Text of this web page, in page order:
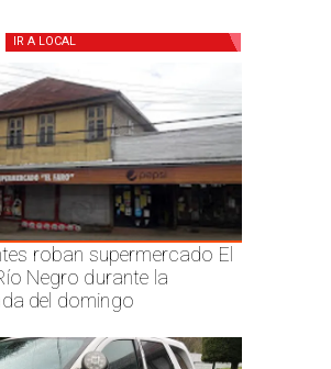
IR A LOCAL
roban supermercado El
Negro durante la
del domingo